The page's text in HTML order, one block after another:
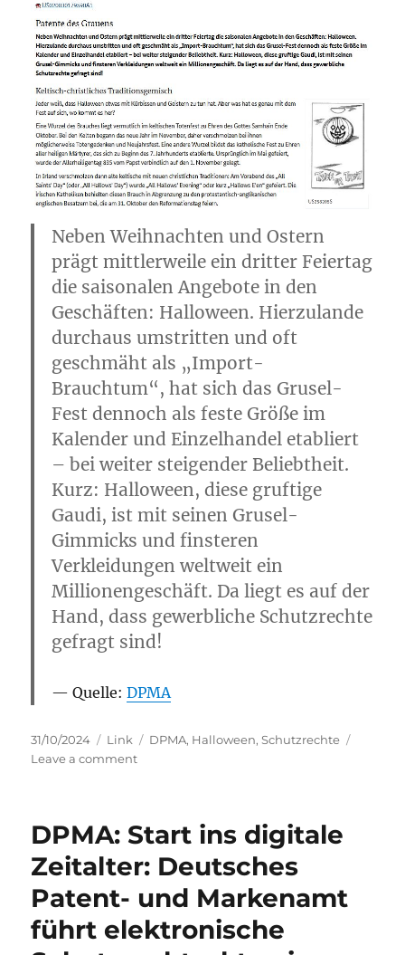
Neben Weihnachten und Ostern
prägt mittlerweile ein dritter Feiertag
die saisonalen Angebote in den
Geschäften: Halloween. Hierzulande
durchaus umstritten und oft
geschmäht als „Import-
Brauchtum“, hat sich das Grusel-
Fest dennoch als feste Größe im
Kalender und Einzelhandel etabliert
– bei weiter steigender Beliebtheit.
Kurz: Halloween, diese gruftige
Gaudi, ist mit seinen Grusel-
Gimmicks und finsteren
Verkleidungen weltweit ein
Millionengeschäft. Da liegt es auf der
Hand, dass gewerbliche Schutzrechte
gefragt sind!
Quelle:DPMA
Posted
on
31/10/2024 Categories
Link Tags
DPMA, Halloween,Schutzrechte
Leave a commenton
DPMA: Start ins digitale
Zeitalter: Deutsches
Patent- und Markenamt
führt elektronische